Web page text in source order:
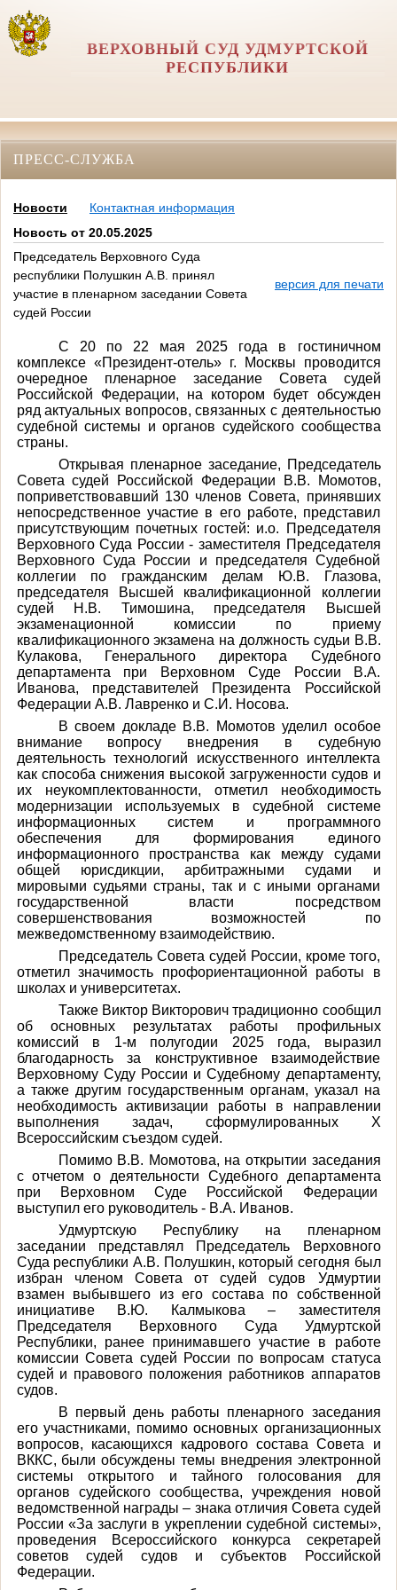
ВЕРХОВНЫЙ СУД УДМУРТСКОЙ
РЕСПУБЛИКИ
ПРЕСС-СЛУЖБА
Новости
Контактная информация
Новость от 20.05.2025
Председатель Верховного Суда
республики Полушкин А.В. принял
участие в пленарном заседании Совета
судей России
версия для печати
С 20 по 22 мая 2025 года в гостиничном
комплексе «Президент-отель» г. Москвы проводится
очередное пленарное заседание Совета судей
Российской Федерации, на котором будет обсужден
ряд актуальных вопросов, связанных с деятельностью
судебной системы и органов судейского сообщества
страны.
Открывая пленарное заседание, Председатель
Совета судей Российской Федерации В.В. Момотов,
поприветствовавший 130 членов Совета, принявших
непосредственное участие в его работе, представил
присутствующим почетных гостей: и.о. Председателя
Верховного Суда России - заместителя Председателя
Верховного Суда России и председателя Судебной
коллегии по гражданским делам Ю.В. Глазова,
председателя Высшей квалификационной коллегии
судей Н.В. Тимошина, председателя Высшей
экзаменационной комиссии по приему
квалификационного экзамена на должность судьи В.В.
Кулакова, Генерального директора Судебного
департамента при Верховном Суде России В.А.
Иванова, представителей Президента Российской
Федерации А.В. Лавренко и С.И. Носова.
В своем докладе В.В. Момотов уделил особое
внимание вопросу внедрения в судебную
деятельность технологий искусственного интеллекта
как способа снижения высокой загруженности судов и
их неукомплектованности, отметил необходимость
модернизации используемых в судебной системе
информационных систем и программного
обеспечения для формирования единого
информационного пространства как между судами
общей юрисдикции, арбитражными судами и
мировыми судьями страны, так и с иными органами
государственной власти посредством
совершенствования возможностей по
межведомственному взаимодействию.
Председатель Совета судей России, кроме того,
отметил значимость профориентационной работы в
школах и университетах.
Также Виктор Викторович традиционно сообщил
об основных результатах работы профильных
комиссий в 1-м полугодии 2025 года, выразил
благодарность за конструктивное взаимодействие
Верховному Суду России и Судебному департаменту,
а также другим государственным органам, указал на
необходимость активизации работы в направлении
выполнения задач, сформулированных X
Всероссийским съездом судей.
Помимо В.В. Момотова, на открытии заседания
с отчетом о деятельности Судебного департамента
при Верховном Суде Российской Федерации
выступил его руководитель - В.А. Иванов.
Удмуртскую Республику на пленарном
заседании представлял Председатель Верховного
Суда республики А.В. Полушкин, который сегодня был
избран членом Совета от судей судов Удмуртии
взамен выбывшего из его состава по собственной
инициативе В.Ю. Калмыкова – заместителя
Председателя Верховного Суда Удмуртской
Республики, ранее принимавшего участие в работе
комиссии Совета судей России по вопросам статуса
судей и правового положения работников аппаратов
судов.
В первый день работы пленарного заседания
его участниками, помимо основных организационных
вопросов, касающихся кадрового состава Совета и
ВККС, были обсуждены темы внедрения электронной
системы открытого и тайного голосования для
органов судейского сообщества, учреждения новой
ведомственной награды – знака отличия Совета судей
России «За заслуги в укреплении судебной системы»,
проведения Всероссийского конкурса секретарей
советов судей судов и субъектов Российской
Федерации.